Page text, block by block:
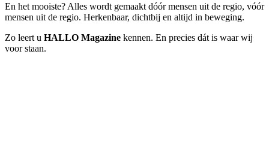
En het mooiste? Alles wordt gemaakt dóór mensen uit de regio, vóór
mensen uit de regio. Herkenbaar, dichtbij en altijd in beweging.
Zo leert u HALLO Magazine kennen. En precies dát is waar wij
voor staan.